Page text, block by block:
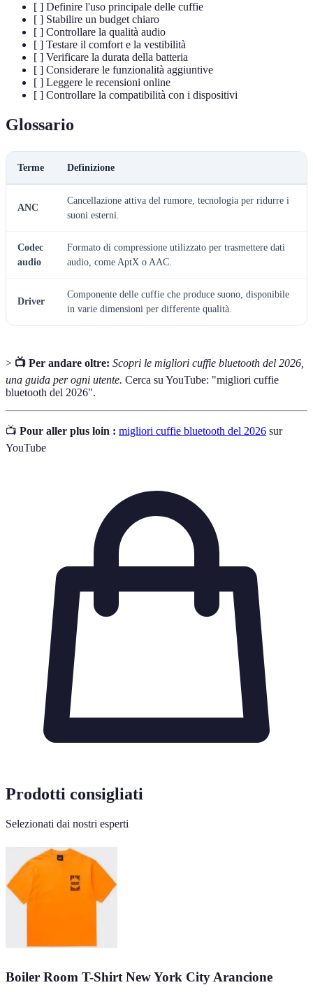
[ ] Definire l'uso principale delle cuffie
[ ] Stabilire un budget chiaro
[ ] Controllare la qualità audio
[ ] Testare il comfort e la vestibilità
[ ] Verificare la durata della batteria
[ ] Considerare le funzionalità aggiuntive
[ ] Leggere le recensioni online
[ ] Controllare la compatibilità con i dispositivi
Glossario
Terme Definizione
ANC
Cancellazione attiva del rumore, tecnologia per ridurre i
suoni esterni.
Codec
audio
Formato di compressione utilizzato per trasmettere dati
audio, come AptX o AAC.
Driver
Componente delle cuffie che produce suono, disponibile
in varie dimensioni per differente qualità.
> 📺 Per andare oltre: Scopri le migliori cuffie bluetooth del 2026,
una guida per ogni utente. Cerca su YouTube: "migliori cuffie
bluetooth del 2026".
📺 Pour aller plus loin : migliori cuffie bluetooth del 2026 sur
YouTube
Prodotti consigliati
Selezionati dai nostri esperti
Boiler Room T-Shirt New York City Arancione